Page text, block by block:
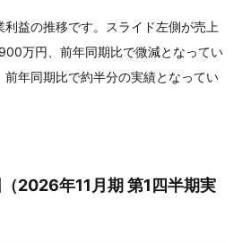
益の推移です。スライド左側が売上
万円、前年同期比で微減となってい
前年同期比で約半分の実績となってい
2026年11月期 第1四半期実